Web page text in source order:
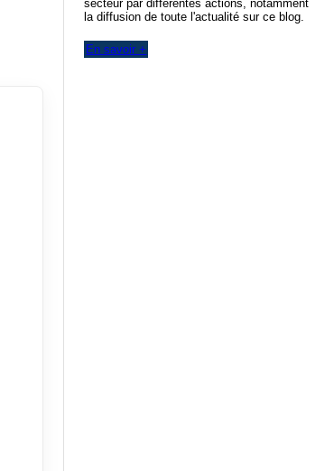
secteur par différentes actions, notamment
la diffusion de toute l'actualité sur ce blog.
En savoir +